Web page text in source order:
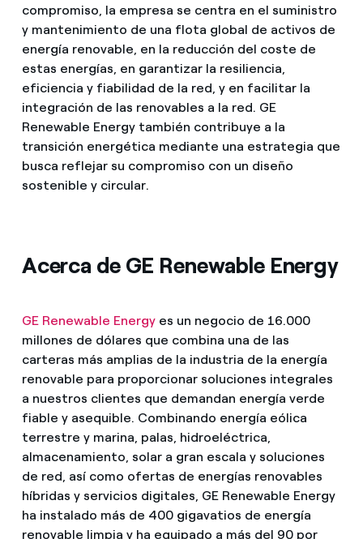
compromiso, la empresa se centra en el suministro
y mantenimiento de una flota global de activos de
energía renovable, en la reducción del coste de
estas energías, en garantizar la resiliencia,
eficiencia y fiabilidad de la red, y en facilitar la
integración de las renovables a la red. GE
Renewable Energy también contribuye a la
transición energética mediante una estrategia que
busca reflejar su compromiso con un diseño
sostenible y circular.
Acerca de GE Renewable Energy
GE Renewable Energyes un negocio de 16.000
millones de dólares que combina una de las
carteras más amplias de la industria de la energía
renovable para proporcionar soluciones integrales
a nuestros clientes que demandan energía verde
fiable y asequible. Combinando energía eólica
terrestre y marina, palas, hidroeléctrica,
almacenamiento, solar a gran escala y soluciones
de red, así como ofertas de energías renovables
híbridas y servicios digitales, GE Renewable Energy
ha instalado más de 400 gigavatios de energía
renovable limpia y ha equipado a más del 90 por